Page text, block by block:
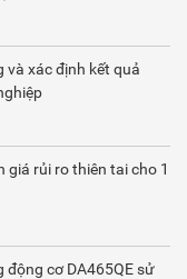
và xác định kết quả
giá rủi ro thiên tai cho 1
động cơ DA465QE sử